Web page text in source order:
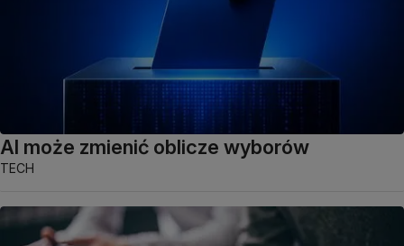
AI może zmienić oblicze wyborów
TECH